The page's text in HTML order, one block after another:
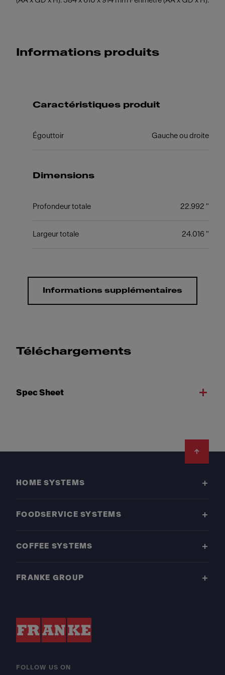
Informations produits
Caractéristiques produit
Égouttoir Gauche ou droite
Dimensions
Profondeur totale 22.992 "
Largeur totale 24.016 "
Informations supplémentaires
Téléchargements
Spec Sheet
HOME SYSTEMS
FOODSERVICE SYSTEMS
COFFEE SYSTEMS
FRANKE GROUP
FOLLOW US ON